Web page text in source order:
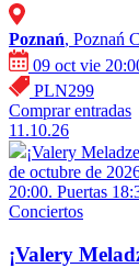
Poznań, Poznań
09 oct vie
PLN299
Comprar entradas
11.10.26
¡Valery
de octubre de
20:00. Puertas
Conciertos
¡Valery